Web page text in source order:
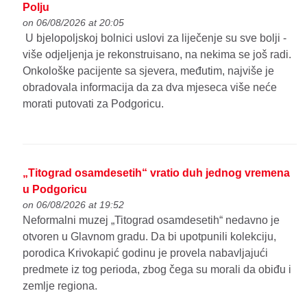
Polju
on 06/08/2026 at 20:05
U bjelopoljskoj bolnici uslovi za liječenje su sve bolji -
više odjeljenja je rekonstruisano, na nekima se još radi.
Onkološke pacijente sa sjevera, međutim, najviše je
obradovala informacija da za dva mjeseca više neće
morati putovati za Podgoricu.
„Titograd osamdesetih“ vratio duh jednog vremena
u Podgoricu
on 06/08/2026 at 19:52
Neformalni muzej „Titograd osamdesetih“ nedavno je
otvoren u Glavnom gradu. Da bi upotpunili kolekciju,
porodica Krivokapić godinu je provela nabavljajući
predmete iz tog perioda, zbog čega su morali da obiđu i
zemlje regiona.